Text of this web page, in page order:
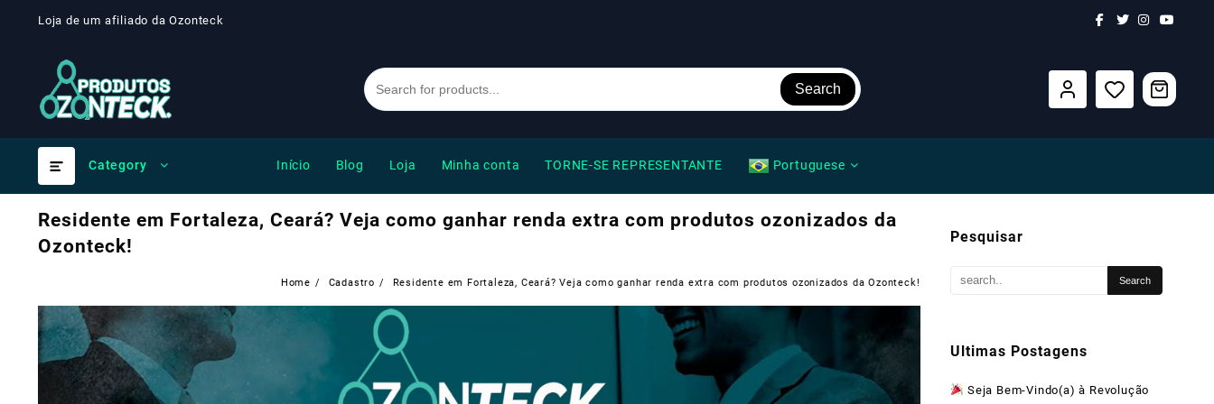
Loja de um afiliado da Ozonteck
Search
Category Início Blog Loja Minha conta TORNE-SE REPRESENTANTE Portuguese
Residente em Fortaleza, Ceará? Veja como ganhar renda extra com produtos ozonizados da
Ozonteck!
Home Cadastro Residente em Fortaleza, Ceará? Veja como ganhar renda extra com produtos ozonizados da Ozonteck!
Pesquisar
Ultimas Postagens
Seja Bem-Vindo(a) à Revolução